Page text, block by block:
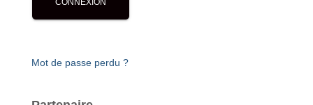
Mot de passe perdu ?